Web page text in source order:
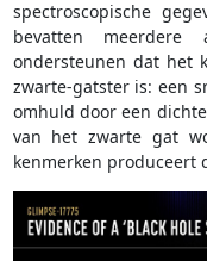
spectroscopische
bevatten meerdere
ondersteunen dat het
zwarte-gatster is: een
omhuld door een
van het zwarte gat
kenmerken produceert